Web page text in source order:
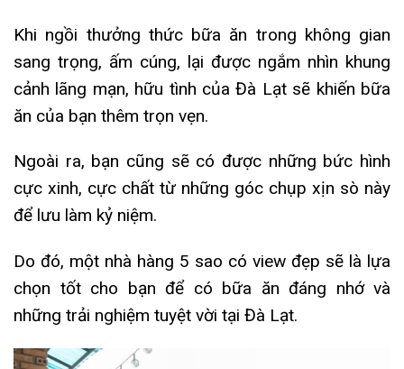
Khi ngồi thưởng thức bữa ăn trong không gian
sang trọng, ấm cúng, lại được ngắm nhìn khung
cảnh lãng mạn, hữu tình của Đà Lạt sẽ khiến bữa
ăn của bạn thêm trọn vẹn.
Ngoài ra, bạn cũng sẽ có được những bức hình
cực xinh, cực chất từ những góc chụp xịn sò này
để lưu làm kỷ niệm.
Do đó, một nhà hàng 5 sao có view đẹp sẽ là lựa
chọn tốt cho bạn để có bữa ăn đáng nhớ và
những trải nghiệm tuyệt vời tại Đà Lạt.